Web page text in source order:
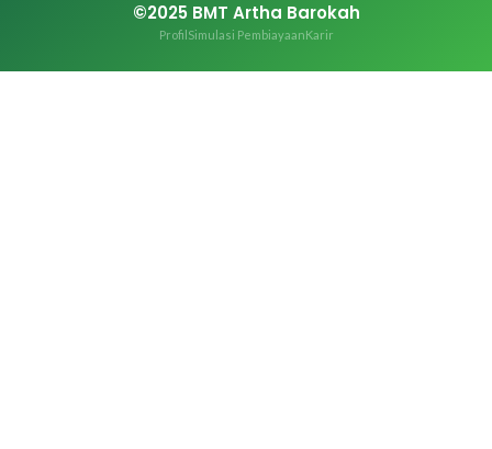
©2025 BMT Artha Barokah
ProfilSimulasi PembiayaanKarir